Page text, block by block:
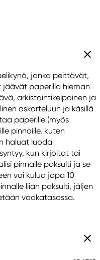
jonka peittävät,
paperilla hieman
arkistointikelpoinen ja
askarteluun ja käsillä
paperille (myös
pinnoille, kuten
haluat luoda
kun kirjoitat tai
pinnalle paksulti ja se
voi kulua jopa 10
liian paksulti, jäljen
vaakatasossa.